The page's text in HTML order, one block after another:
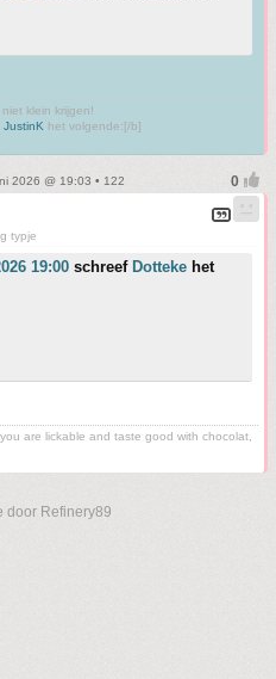
klein krijgen!
JustinK het volgende:[/b]
2026 @ 19:03 • 122
typje
19:00 schreef Dotteke het
are lickable and taste good with chocolat,
door Refinery89